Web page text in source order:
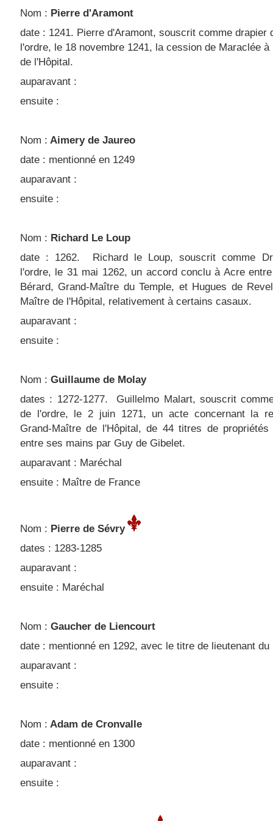
Nom : Pierre d'Aramont
date : 1241. Pierre d'Aramont, souscrit comme drapier
l'ordre, le 18 novembre 1241, la cession de Maraclée à
de l'Hôpital.
auparavant :
ensuite :
Nom : Aimery de Jaureo
date : mentionné en 1249
auparavant :
ensuite :
Nom : Richard Le Loup
date : 1262. Richard le Loup, souscrit comme
l'ordre, le 31 mai 1262, un accord conclu à Acre
Bérard, Grand-Maître du Temple, et Hugues de
Maître de l'Hôpital, relativement à certains casaux.
auparavant :
ensuite :
Nom : Guillaume de Molay
dates : 1272-1277. Guillelmo Malart, souscrit
de l'ordre, le 2 juin 1271, un acte concernant la
Grand-Maître de l'Hôpital, de 44 titres de propriétés
entre ses mains par Guy de Gibelet.
auparavant : Maréchal
ensuite : Maître de France
Nom : Pierre de Sévry
dates : 1283-1285
auparavant :
ensuite : Maréchal
Nom : Gaucher de Liencourt
date : mentionné en 1292, avec le titre de lieutenant du
auparavant :
ensuite :
Nom : Adam de Cronvalle
date : mentionné en 1300
auparavant :
ensuite :